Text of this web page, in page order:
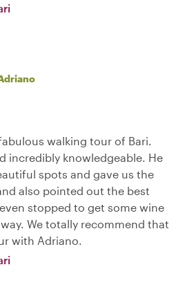
walking tour of Bari.
incredibly knowledgeable. He
spots and gave us the
also pointed out the best
stopped to get some wine
We totally recommend that
with Adriano.